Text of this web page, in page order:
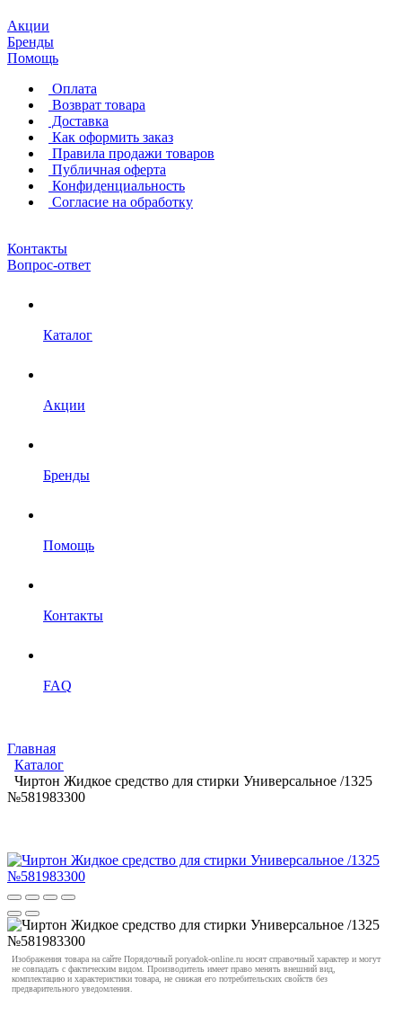
Акции
Бренды
Помощь
Оплата
Возврат товара
Доставка
Как оформить заказ
Правила продажи товаров
Публичная оферта
Конфиденциальность
Согласие на обработку
Контакты
Вопрос-ответ
Каталог
Акции
Бренды
Помощь
Контакты
FAQ
Главная
Каталог
Чиртон Жидкое средство для стирки Универсальное /1325
№581983300
Изображения товара на сайте Порядочный poryadok-online.ru носят справочный характер и могут
не совпадать с фактическим видом. Производитель имеет право менять внешний вид,
комплектацию и характеристики товара, не снижая его потребительских свойств без
предварительного уведомления.